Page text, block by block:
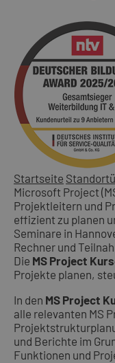
Startseite
Microsoft Project
Projektleitern und
effizient zu planen
Seminare in
Rechner und
Die MS Project
Projekte planen,
In den MS Project
alle relevanten MS
und Berichte im
Funktionen und